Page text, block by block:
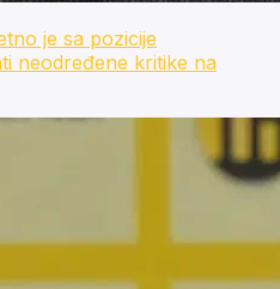
je sa pozicije
neodređene kritike na